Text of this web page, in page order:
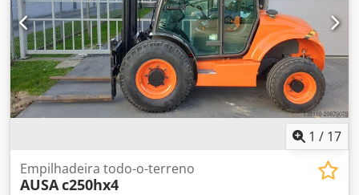
1 / 17
Empilhadeira todo-o-terreno
AUSAc250hx4